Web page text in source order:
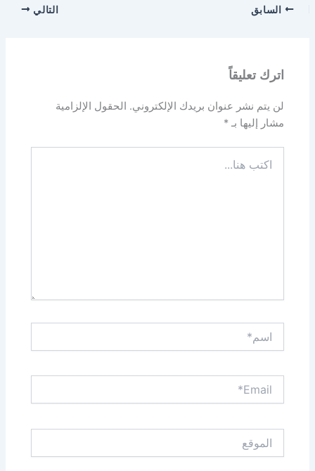
السابق التالي
اترك تعليقاً
لن يتم نشر عنوان بريدك الإلكتروني. الحقول الإلزامية
مشار إليها بـ*
هنا...